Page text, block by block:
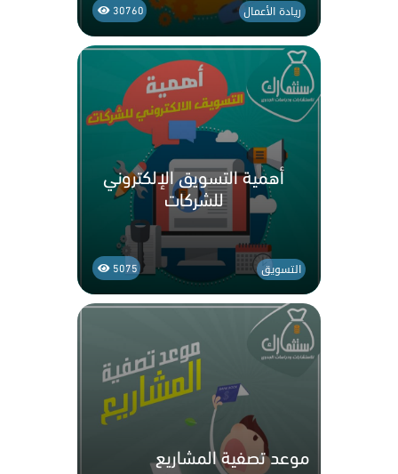
30760 ريادة الأعمال
أهمية التسويق الإلكتروني
للشركات
5075 التسويق
موعد تصفية المشاريع